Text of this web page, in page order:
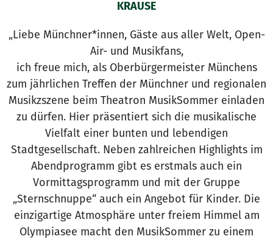
KRAUSE
„Liebe Münchner*innen, Gäste aus aller Welt, Open-
Air- und Musikfans,
ich freue mich, als Oberbürgermeister Münchens
zum jährlichen Treffen der Münchner und regionalen
Musikzszene beim Theatron MusikSommer einladen
zu dürfen. Hier präsentiert sich die musikalische
Vielfalt einer bunten und lebendigen
Stadtgesellschaft. Neben zahlreichen Highlights im
Abendprogramm gibt es erstmals auch ein
Vormittagsprogramm und mit der Gruppe
„Sternschnuppe“ auch ein Angebot für Kinder. Die
einzigartige Atmosphäre unter freiem Himmel am
Olympiasee macht den MusikSommer zu einem